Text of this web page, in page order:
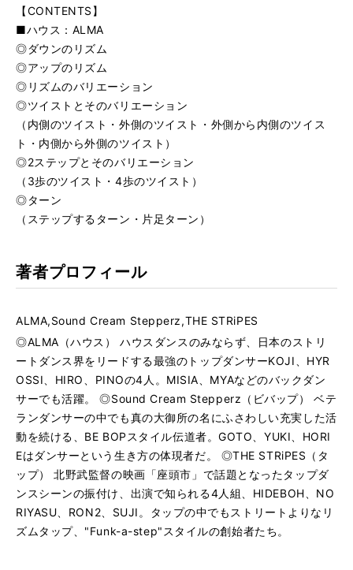
【CONTENTS】
■ハウス：ALMA
◎ダウンのリズム
◎アップのリズム
◎リズムのバリエーション
◎ツイストとそのバリエーション
（内側のツイスト・外側のツイスト・外側から内側のツイス
ト・内側から外側のツイスト）
◎2ステップとそのバリエーション
（3歩のツイスト・4歩のツイスト）
◎ターン
（ステップするターン・片足ターン）
著者プロフィール
ALMA,Sound Cream Stepperz,THE STRiPES
◎ALMA（ハウス） ハウスダンスのみならず、日本のストリ
ートダンス界をリードする最強のトップダンサーKOJI、HYR
OSSI、HIRO、PINOの4人。MISIA、MYAなどのバックダン
サーでも活躍。 ◎Sound Cream Stepperz（ビバップ） ベテ
ランダンサーの中でも真の大御所の名にふさわしい充実した活
動を続ける、BE BOPスタイル伝道者。GOTO、YUKI、HORI
Eはダンサーという生き方の体現者だ。 ◎THE STRiPES（タ
ップ） 北野武監督の映画「座頭市」で話題となったタップダ
ンスシーンの振付け、出演で知られる4人組、HIDEBOH、NO
RIYASU、RON2、SUJI。タップの中でもストリートよりなリ
ズムタップ、"Funk-a-step"スタイルの創始者たち。